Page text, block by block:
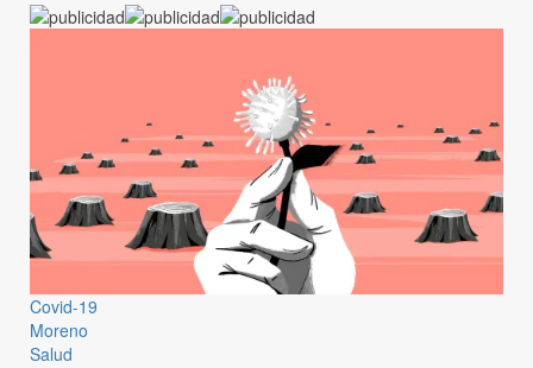
Covid-19
Moreno
Salud